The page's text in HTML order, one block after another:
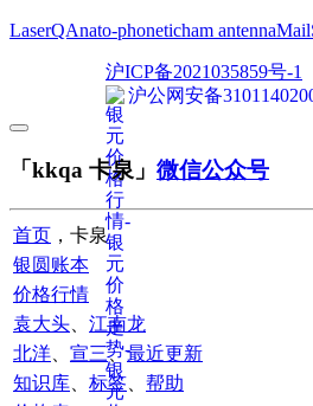
LaserQAnato-phoneticham antenna
沪ICP备2021035859号-1
沪公网安备
「kkqa 卡泉」 微信公众号
首页 ，卡泉
银圆账本
价格行情
袁大头
江南龙
北洋
宣三、最近更新
知识库
标签
帮助